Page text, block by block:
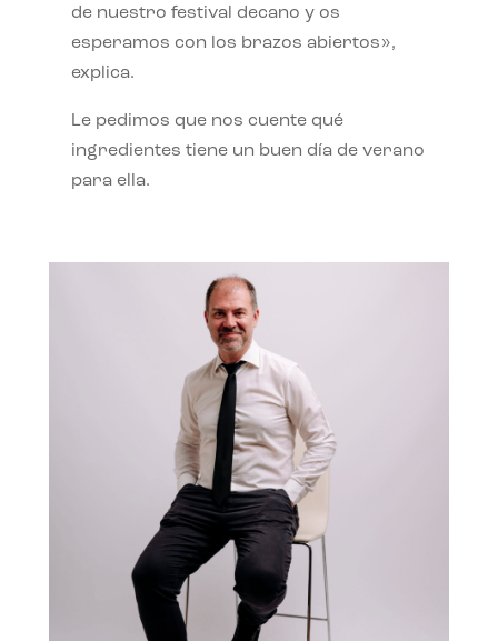
de nuestro festival decano y os
esperamos con los brazos abiertos»,
explica.
Le pedimos que nos cuente qué
ingredientes tiene un buen día de verano
para ella.